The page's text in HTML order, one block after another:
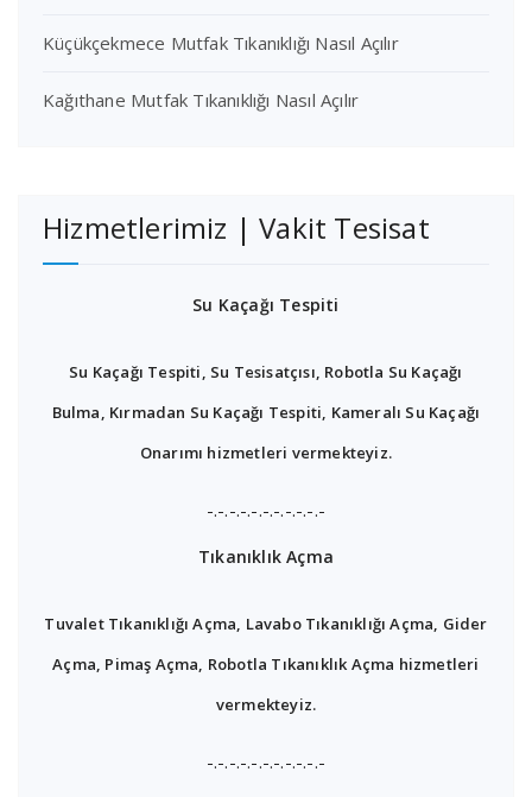
Küçükçekmece Mutfak Tıkanıklığı Nasıl Açılır
Kağıthane Mutfak Tıkanıklığı Nasıl Açılır
Hizmetlerimiz | Vakit Tesisat
Su Kaçağı Tespiti
Su Kaçağı Tespiti, Su Tesisatçısı, Robotla Su Kaçağı
Bulma, Kırmadan Su Kaçağı Tespiti, Kameralı Su Kaçağı
Onarımı hizmetleri vermekteyiz.
-.-.-.-.-.-.-.-.-.-.-
Tıkanıklık Açma
Tuvalet Tıkanıklığı Açma, Lavabo Tıkanıklığı Açma, Gider
Açma, Pimaş Açma, Robotla Tıkanıklık Açma hizmetleri
vermekteyiz.
-.-.-.-.-.-.-.-.-.-.-